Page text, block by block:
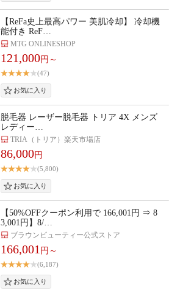
【ReFa史上最高パワー 美肌冷却】 冷却機
能付き ReF…
MTG ONLINESHOP
121,000円～
(47)
脱毛器 レーザー脱毛器 トリア 4X メンズ
レディー…
TRIA（トリア）楽天市場店
86,000円
(5,800)
【50%OFFクーポン利用で 166,001円 ⇒ 8
3,001円】8/…
ブラウンビューティー公式ストア
166,001 円～
(6,187)